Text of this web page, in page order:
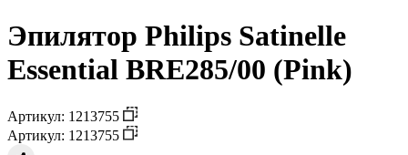
Эпилятор Philips Satinelle
Essential BRE285/00 (Pink)
Артикул: 1213755
Артикул: 1213755